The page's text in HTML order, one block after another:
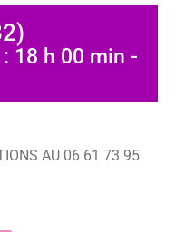
18 h 00 min -
AU 06 61 73 95